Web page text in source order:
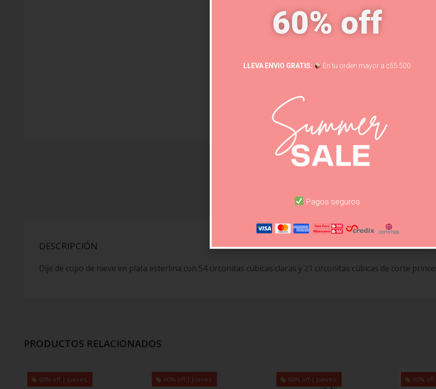
SKU:
SHARE
DESCRIPCIÓN
Dije de copo de nieve en plata esterlina con 54 circonitas cúbicas claras y 21 circonitas cúbicas de corte
PRODUCTOS RELACIONADOS
60% off | Jueves. 60% off | Jueves. 60% off | Jueves. 60%
60% off
LLEVA ENVIO GRATIS: En tu orden mayor a ¢55.500
Pagos seguros